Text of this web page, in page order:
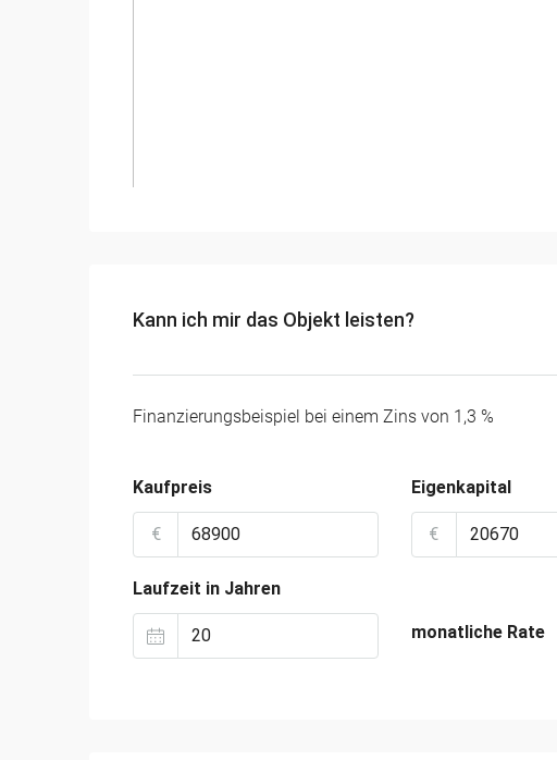
Kann ich mir das Objekt leisten?
Finanzierungsbeispiel bei einem Zins von 1,3 %
Kaufpreis
€
Eigenkapital
€
Laufzeit in Jahren
monatliche Rate